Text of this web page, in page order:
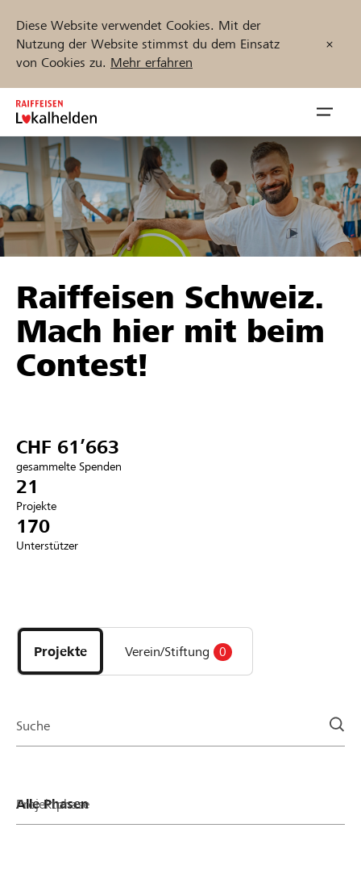
Diese Website verwendet Cookies. Mit der
Nutzung der Website stimmst du dem Einsatz
von Cookies zu. Mehr erfahren
Zum
Inhalt
springen
öffnen
Unterstützen
Hilfe & Support
Anmelden
Registrieren
Projekte und Organisationen finden
Jetzt starten
Raiffeisen Schweiz.
Mach hier mit beim
Contest!
CHF 61’663
gesammelte Spenden
21
Projekte
170
Unterstützer
Projekte
und
Organisationen
Projekte Verein/Stiftung 0
Suche
Projektphase